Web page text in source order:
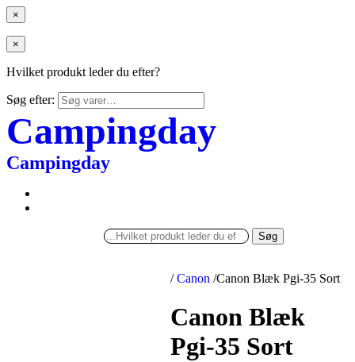
×
×
Hvilket produkt leder du efter?
Søg efter:
Campingday
Campingday
Søg
/ Canon /Canon Blæk Pgi-35 Sort
Canon Blæk
Pgi-35 Sort